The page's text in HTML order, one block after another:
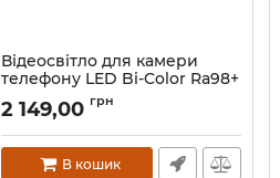
Відеосвітло для камери
телефону LED Bi-Color Ra98+
25000-9000К COLBOR PL8B
Артикул:4260
2 149,00 грн
В кошик